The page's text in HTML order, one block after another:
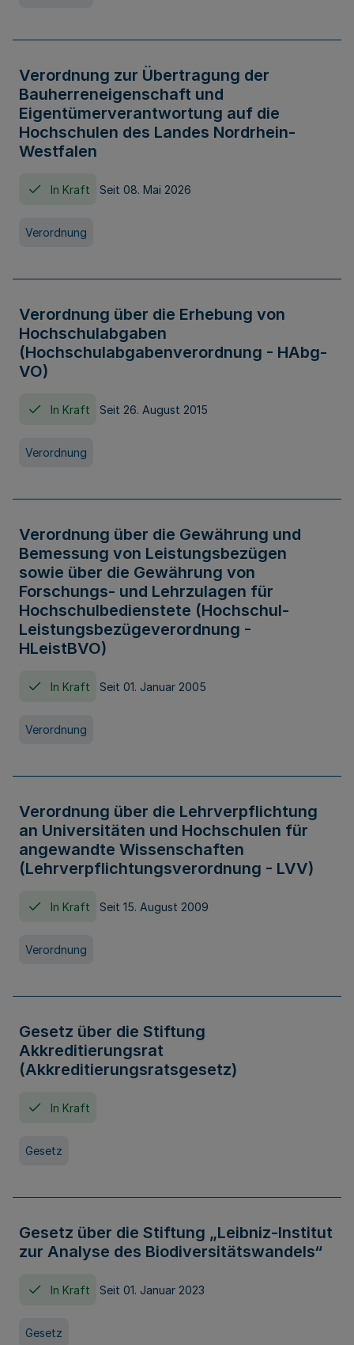
Verordnung zur Übertragung der
Bauherreneigenschaft und
Eigentümerverantwortung auf die
Hochschulen des Landes Nordrhein-
Westfalen
In Kraft Seit 08. Mai 2026
Verordnung
Verordnung über die Erhebung von
Hochschulabgaben
(Hochschulabgabenverordnung - HAbg-
VO)
In Kraft Seit 26. August 2015
Verordnung
Verordnung über die Gewährung und
Bemessung von Leistungsbezügen
sowie über die Gewährung von
Forschungs- und Lehrzulagen für
Hochschulbedienstete (Hochschul-
Leistungsbezügeverordnung -
HLeistBVO)
In Kraft Seit 01. Januar 2005
Verordnung
Verordnung über die Lehrverpflichtung
an Universitäten und Hochschulen für
angewandte Wissenschaften
(Lehrverpflichtungsverordnung - LVV)
In Kraft Seit 15. August 2009
Verordnung
Gesetz über die Stiftung
Akkreditierungsrat
(Akkreditierungsratsgesetz)
In Kraft
Gesetz
Gesetz über die Stiftung „Leibniz-Institut
zur Analyse des Biodiversitätswandels“
In Kraft Seit 01. Januar 2023
Gesetz